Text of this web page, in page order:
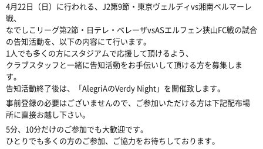
4月22日（日）に行われる、J2第9節・東京ヴェルディvs湘南ベルマーレ
戦、
なでしこリーグ第2節・日テレ・ベレーザvsASエルフェン狭山FC戦の試合
の告知活動を、以下の内容にて行います。
1人でも多くの方にスタジアムで応援して頂けるよう、
クラブスタッフと一緒に告知活動をお手伝いして頂ける方を募集しま
す。
告知活動終了後は、「AlegriAのVerdy Night」を開催致します。
事前登録の必要はございませんので、ご参加いただける方は下記配布場
所に直接お越し下さい。
5分、10分だけのご参加でも大歓迎です。
ひとりでも多くの方のご参加、ご協力をお待ちしております。